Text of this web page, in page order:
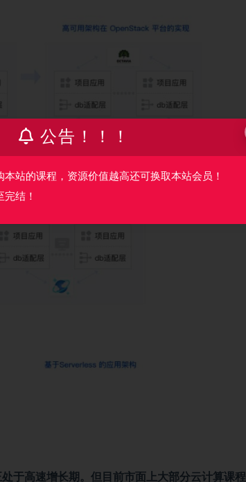
于高速增长期。但目前市面上大部分云计算课程
公告！！！
站的课程，资源价值越高还可换取本站会员！
结！